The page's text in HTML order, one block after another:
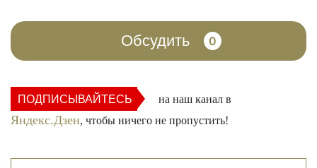
Обсудить 0
ПОДПИСЫВАЙТЕСЬ на наш канал в
Яндекс.Дзен, чтобы ничего не пропустить!